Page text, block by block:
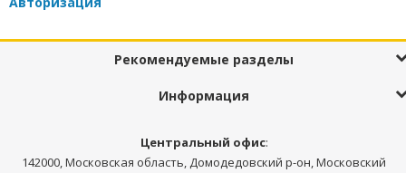
Рекомендуемые разделы
Информация
Центральный офис:
142000, Московская область, Домодедовский р-он, Московский